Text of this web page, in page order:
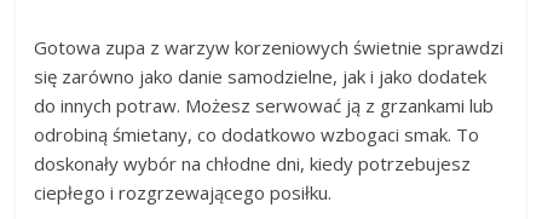
Gotowa zupa z warzyw korzeniowych świetnie sprawdzi
się zarówno jako danie samodzielne, jak i jako dodatek
do innych potraw. Możesz serwować ją z grzankami lub
odrobiną śmietany, co dodatkowo wzbogaci smak. To
doskonały wybór na chłodne dni, kiedy potrzebujesz
ciepłego i rozgrzewającego posiłku.